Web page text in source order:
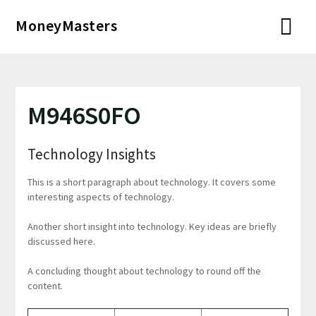
MoneyMasters
M946S0FO
Technology Insights
This is a short paragraph about technology. It covers some
interesting aspects of technology.
Another short insight into technology. Key ideas are briefly
discussed here.
A concluding thought about technology to round off the
content.